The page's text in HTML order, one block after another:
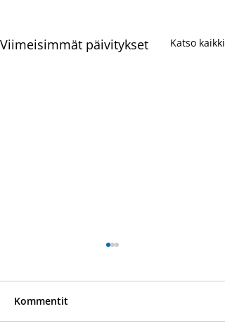
Viimeisimmät päivitykset Katso kaikki
Kommentit